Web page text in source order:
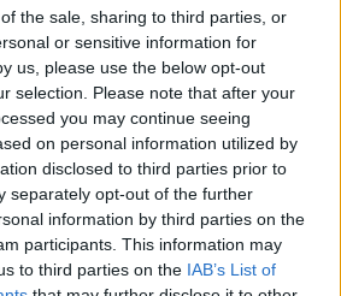
the sale, sharing to third parties, or
or sensitive information for
us, please use the below opt-out
selection. Please note that after your
you may continue seeing
on personal information utilized by
disclosed to third parties prior to
separately opt-out of the further
information by third parties on the
participants. This information may
to third parties on the IAB’s List of
de Tortosa amplia el
de les obres de l’aparcament
terrenys de Renfe per les altes
d'agost de 2026
recupera les Cases del Castell
un projecte estratègic que
patrimoni, turisme i